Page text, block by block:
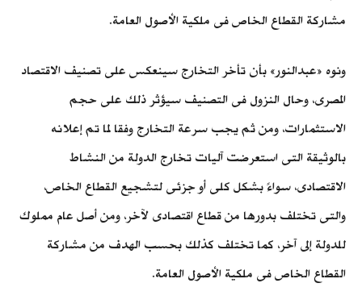
مشاركة القطاع الخاص فى ملكية الأصول العامة.
ونوه «عبدالنور» بأن تأخر التخارج سينعكس على تصنيف الاقتصاد
المصرى، وحال النزول فى التصنيف سيؤثر ذلك على حجم
الاستثمارات، ومن ثم يجب سرعة التخارج وفقا لما تم إعلانه
بالوثيقة التى استعرضت آليات تخارج الدولة من النشاط
الاقتصادى، سواءً بشكل كلى أو جزئى لتشجيع القطاع الخاص،
والتى تختلف بدورها من قطاع اقتصادى لآخر، ومن أصل عام مملوك
للدولة إلى آخر، كما تختلف كذلك بحسب الهدف من مشاركة
القطاع الخاص فى ملكية الأصول العامة.